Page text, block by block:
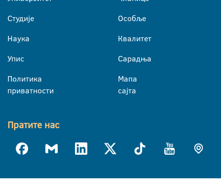
Студије
Наука
Упис
Политика
приватности
Особље
Квалитет
Сарадња
Мапа
сајта
Пратите нас